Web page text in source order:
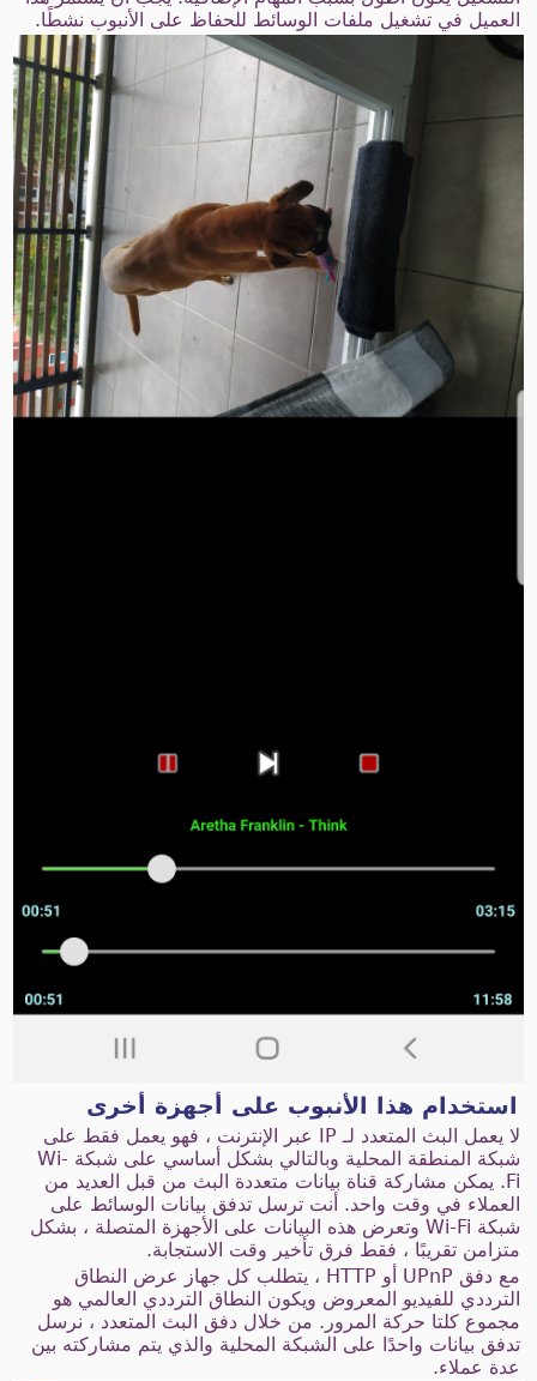
العميل في تشغيل ملفات الوسائط للحفاظ على الأنبوب نشطًا.
استخدام هذا الأنبوب على أجهزة أخرى
لا يعمل البث المتعدد لـ IP عبر الإنترنت ، فهو يعمل فقط على
شبكة المنطقة المحلية وبالتالي بشكل أساسي على شبكة Wi-
Fi. يمكن مشاركة قناة بيانات متعددة البث من قبل العديد من
العملاء في وقت واحد. أنت ترسل تدفق بيانات الوسائط على
شبكة Wi-Fi وتعرض هذه البيانات على الأجهزة المتصلة ، بشكل
متزامن تقريبًا ، فقط فرق تأخير وقت الاستجابة.
مع دفق UPnP أو HTTP ، يتطلب كل جهاز عرض النطاق
الترددي للفيديو المعروض ويكون النطاق الترددي العالمي هو
مجموع كلتا حركة المرور. من خلال دفق البث المتعدد ، نرسل
تدفق بيانات واحدًا على الشبكة المحلية والذي يتم مشاركته بين
عدة عملاء.